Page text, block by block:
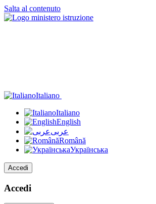
Salta al contenuto
Italiano
Italiano
English
عربى
Română
Українська
Accedi
Accedi